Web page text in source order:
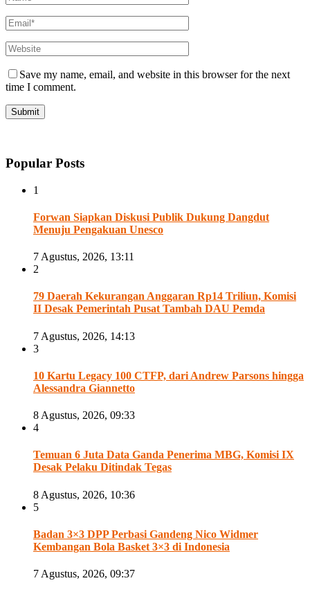
Save my name, email, and website in this browser for the next
time I comment.
Popular Posts
1
Forwan Siapkan Diskusi Publik Dukung Dangdut
Menuju Pengakuan Unesco
7 Agustus, 2026, 13:11
2
79 Daerah Kekurangan Anggaran Rp14 Triliun, Komisi
II Desak Pemerintah Pusat Tambah DAU Pemda
7 Agustus, 2026, 14:13
3
10 Kartu Legacy 100 CTFP, dari Andrew Parsons hingga
Alessandra Giannetto
8 Agustus, 2026, 09:33
4
Temuan 6 Juta Data Ganda Penerima MBG, Komisi IX
Desak Pelaku Ditindak Tegas
8 Agustus, 2026, 10:36
5
Badan 3×3 DPP Perbasi Gandeng Nico Widmer
Kembangan Bola Basket 3×3 di Indonesia
7 Agustus, 2026, 09:37